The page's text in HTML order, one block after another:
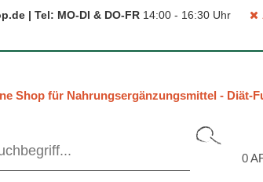
| Tel: MO-DI & DO-FR 14:00 - 16:30 Uhr
Shop für Nahrungsergänzungsmittel - Diät-
0